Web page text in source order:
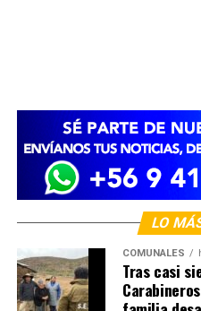
LO
COMUNALES
Tras casi